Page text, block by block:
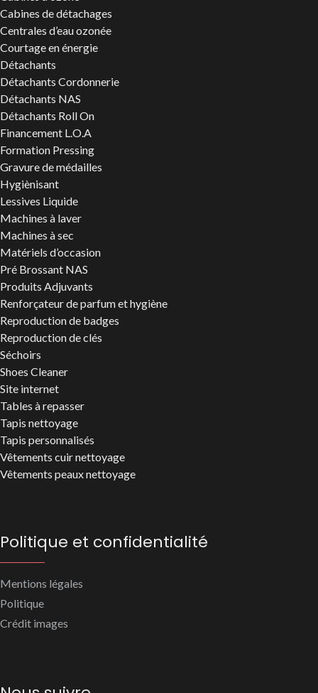
Cabines de détachages
Centrales d’eau ozonée
Courtage en énergie
Détachants
Détachants Cordonnerie
Détachants NAS
Détachants Roll On
Financement L.O.A
Formation Pressing
Gravure de médailles
Hygiènisant
Lessives Liquide
Machines à laver
Machines à sec
Matériels d’occasion
Pré Brossant NAS
Produits Adjuvants
Renforçateur de parfum et hygiène
Reproduction de badges
Reproduction de clés
Séchoirs
Shoes Cleaner
Site internet
Tables à repasser
Tapis nettoyage
Tapis personnalisés
Vêtements cuir nettoyage
Vêtements peaux nettoyage
Politique et confidentialité
Mentions légales
Politique
Crédit images